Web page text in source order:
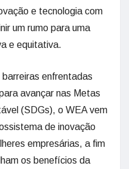
e tecnologia com
um rumo para uma
e equitativa.
enfrentadas
avançar nas Metas
(SDGs), o WEA vem
de inovação
empresárias, a fim
os benefícios da